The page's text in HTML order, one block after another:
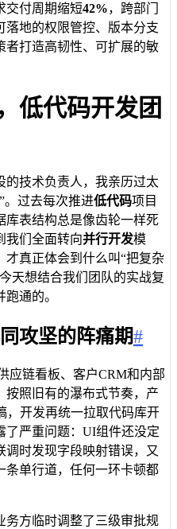
交付周期缩短42%，跨部门
落地的权限管控、版本分支
者打造高韧性、可扩展的敏
低代码开发团
的技术负责人，我亲历过太
。过去每次推进低代码项目
库表结构总是像齿轮一样死
我们全面转向并行开发模
才真正体会到什么叫“把复杂
天想结合我们团队的实战复
通的。
攻坚的阵痛期#
应链看板、客户CRM和内部
按照旧有的瀑布式节奏，产
，开发再统一拉取代码库开
了严重问题：UI组件还没定
时发现字段映射错误，又
条单行道，任何一环卡顿都
务方临时调整了三级审批规